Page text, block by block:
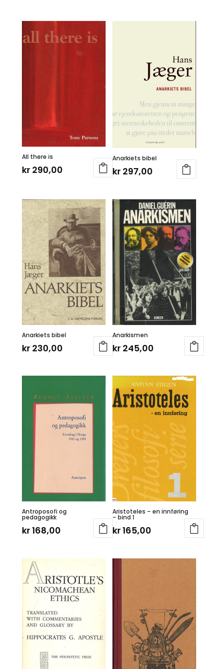
All there is
kr290,00
Anarkiets bibel
kr 297,00
Anarkiets bibel
kr230,00
Anarkismen
kr 245,00
Antroposofi og
pedagogikk
kr168,00
Aristoteles – en innføring
– bind 1
kr165,00